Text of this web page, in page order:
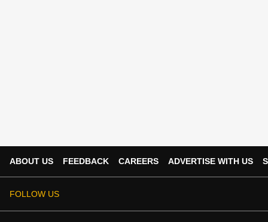
ABOUT US FEEDBACK CAREERS ADVERTISE WITH US
FOLLOW US